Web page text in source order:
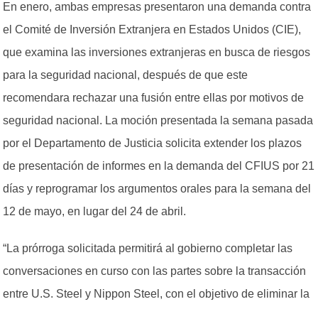
En enero, ambas empresas presentaron una demanda contra
el Comité de Inversión Extranjera en Estados Unidos (CIE),
que examina las inversiones extranjeras en busca de riesgos
para la seguridad nacional, después de que este
recomendara rechazar una fusión entre ellas por motivos de
seguridad nacional. La moción presentada la semana pasada
por el Departamento de Justicia solicita extender los plazos
de presentación de informes en la demanda del CFIUS por 21
días y reprogramar los argumentos orales para la semana del
12 de mayo, en lugar del 24 de abril.
“La prórroga solicitada permitirá al gobierno completar las
conversaciones en curso con las partes sobre la transacción
entre U.S. Steel y Nippon Steel, con el objetivo de eliminar la